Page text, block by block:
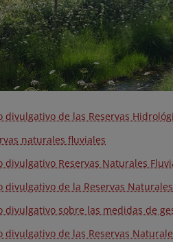
divulgativo de las Reservas
naturales fluviales
divulgativo Reservas Naturales
divulgativo de la Reservas
divulgativo sobre las medidas de
divulgativo de las Reservas